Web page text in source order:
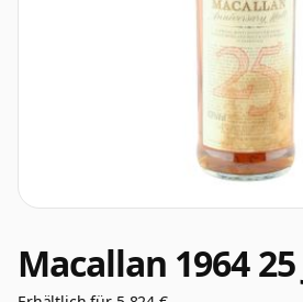
Macallan 1964